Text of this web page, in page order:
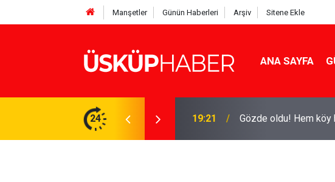
Manşetler Günün Haberleri Arşiv Sitene Ekle
ANA SAYFA
24 19:21 Gözde oldu! Hem köy